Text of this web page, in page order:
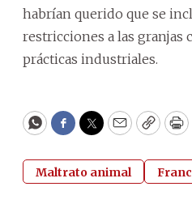
habrían querido que se
restricciones a las granjas
prácticas industriales.
WhatsApp
Facebook
Twitter
EmailCopy
Maltrato animal